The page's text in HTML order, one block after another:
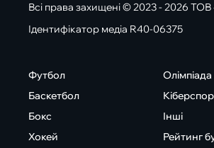
Всі права захищені © 2023 - 2026
Ідентифікатор медіа R40-06375
Футбол
Баскетбол
Бокс
Хокей
Олімпіада
Інші
Рейтинг